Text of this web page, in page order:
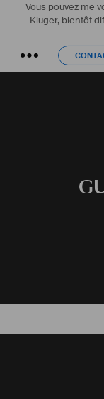
Vous pouvez me
Kluger, bientôt